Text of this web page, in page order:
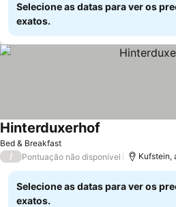
Selecione as datas para ver os
exatos.
Bed & Breakfast
Hinterduxerhof
/ Pontuação não disponível Kufstein,
Selecione as datas para ver os
exatos.